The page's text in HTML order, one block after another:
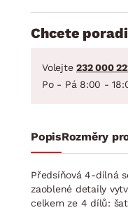
Chcete
Volejte 232 000
Po - Pá 8:00 -
PopisRozměry
Předsíňová 4-dílná
zaoblené detaily
celkem ze 4 dílů: